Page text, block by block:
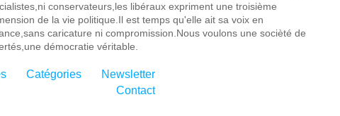
conservateurs,les libéraux expriment une troisième
de la vie politique.Il est temps qu'elle ait sa voix en
caricature ni compromission.Nous voulons une socièté de
démocratie véritable.
Catégories
Newsletter
Contact